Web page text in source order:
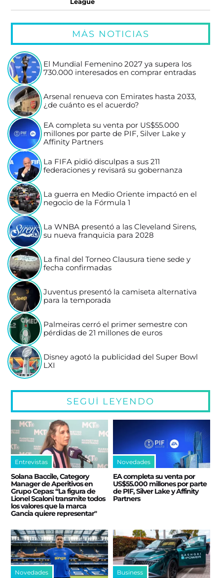
League
MÁS NOTICIAS
El Mundial Femenino 2027 ya supera los
730.000 interesados en comprar entradas
Arsenal renueva con Emirates hasta 2033,
¿de cuánto es el acuerdo?
EA completa su venta por US$55.000
millones por parte de PIF, Silver Lake y
Affinity Partners
La FIFA pidió disculpas a sus 211
federaciones y revisará su gobernanza
La guerra en Medio Oriente impactó en el
negocio de la Fórmula 1
La WNBA presentó a las Cleveland Sirens,
su nueva franquicia para 2028
La final del Torneo Clausura tiene sede y
fecha confirmadas
Juventus presentó la camiseta alternativa
para la temporada
Palmeiras cerró el primer semestre con
pérdidas de 21 millones de euros
Disney agotó la publicidad del Super Bowl
LXI
SEGUÍ LEYENDO
Entrevistas
Solana Baccile, Category
Manager de Aperitivos en
Grupo Cepas: “La figura de
Lionel Scaloni transmite todos
los valores que la marca
Gancia quiere representar"
Novedades
EA completa su venta por
US$55.000 millones por parte
de PIF, Silver Lake y Affinity
Partners
Novedades Business